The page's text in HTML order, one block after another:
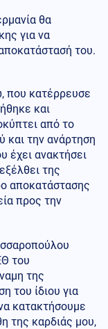
θα
για να
του.
κατέρρευσε
και
από το
και την ανάρτηση
έχει ανακτήσει
της
αποκατάστασης
προς την
του
της
του ίδιου για
κατακτήσουμε
της καρδιάς μου,